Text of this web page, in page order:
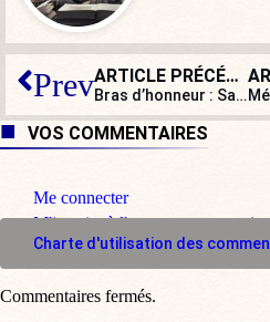
Prev ARTICLE PRÉCÉDENT
Bras d’honneur : Sandrine Rousseau contaminée par la « masculinité toxique » ?
VOS COMMENTAIRES
Me connecter
M'inscrire à l'espace commentaire
Charte d'utilisation des
Commentaires fermés.